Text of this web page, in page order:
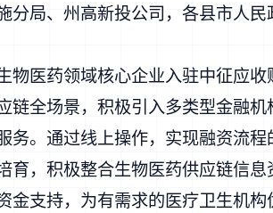
局、州高新投公司，各县市人民
物医药领域核心企业入驻中征应
链全场景，积极引入多类型金融
务。通过线上操作，实现融资流
育，积极整合生物医药供应链信
金支持，为有需求的医疗卫生机